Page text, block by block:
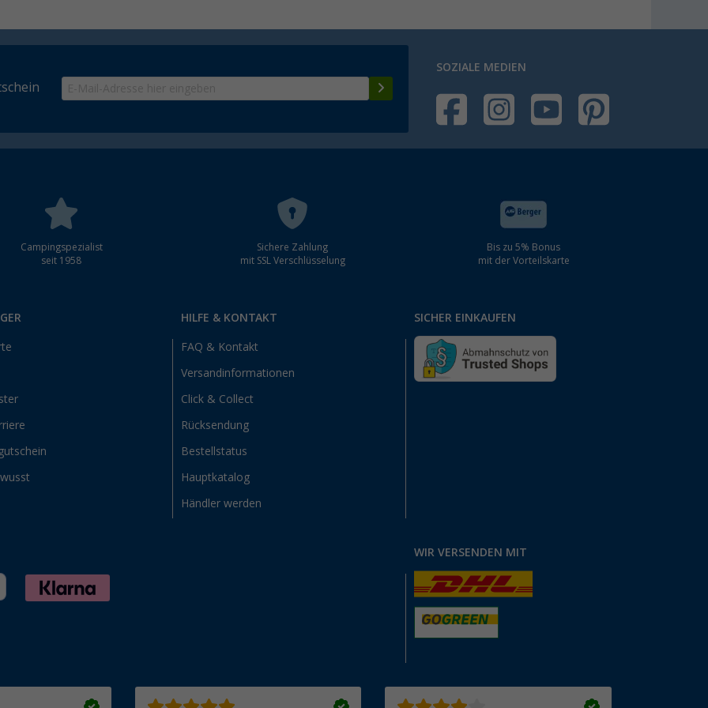
SOZIALE MEDIEN
Campingspezialist
seit 1958
Sichere Zahlung
mit SSL Verschlüsselung
Bis zu 5% Bonus
mit der Vorteilskarte
HILFE & KONTAKT
FAQ & Kontakt
Versandinformationen
Click & Collect
Rücksendung
Bestellstatus
Hauptkatalog
Händler werden
SICHER EINKAUFEN
WIR VERSENDEN MIT